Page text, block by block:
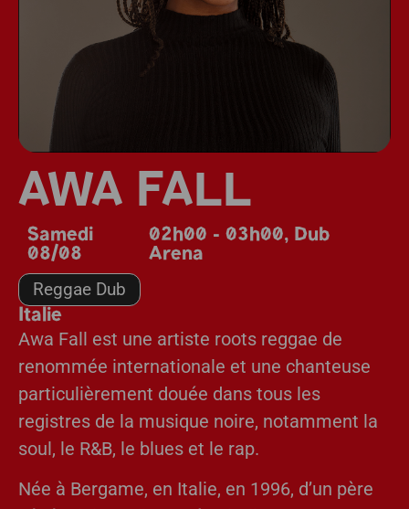
AWA FALL
Samedi
08/08
02h00 - 03h00, Dub
Arena
Reggae Dub
Italie
Awa Fall est une artiste roots reggae de
renommée internationale et une chanteuse
particulièrement douée dans tous les
registres de la musique noire, notamment la
soul, le R&B, le blues et le rap.
Née à Bergame, en Italie, en 1996, d’un père